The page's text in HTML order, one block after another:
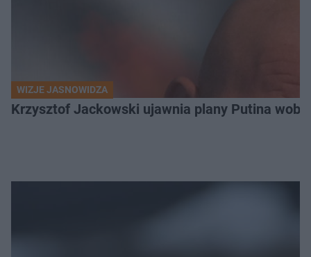
WIZJE JASNOWIDZA
Krzysztof Jackowski ujawnia plany Putina